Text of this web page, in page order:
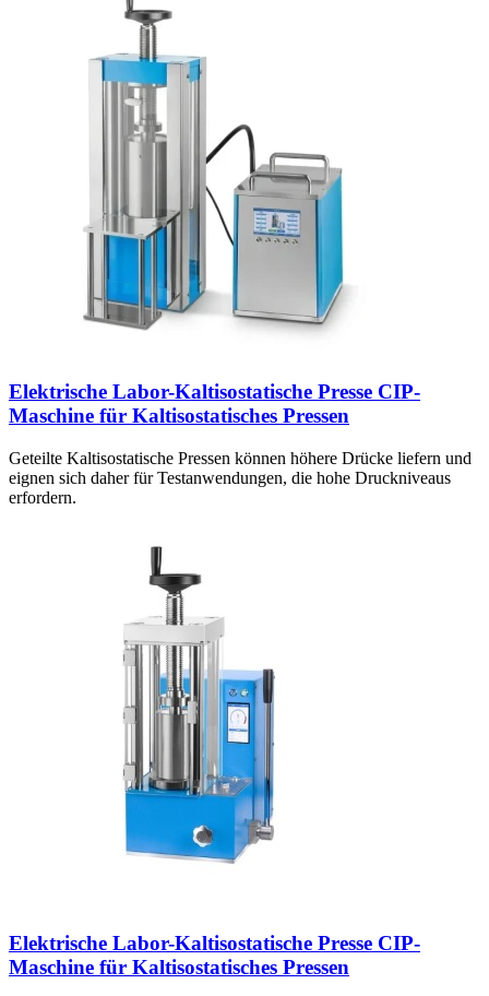
Elektrische Labor-Kaltisostatische Presse CIP-
Maschine für Kaltisostatisches Pressen
Geteilte Kaltisostatische Pressen können höhere Drücke liefern und
eignen sich daher für Testanwendungen, die hohe Druckniveaus
erfordern.
Elektrische Labor-Kaltisostatische Presse CIP-
Maschine für Kaltisostatisches Pressen